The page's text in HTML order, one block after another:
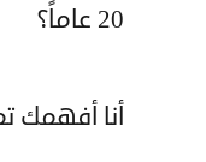
20 عاماً؟
أنا أفهمك